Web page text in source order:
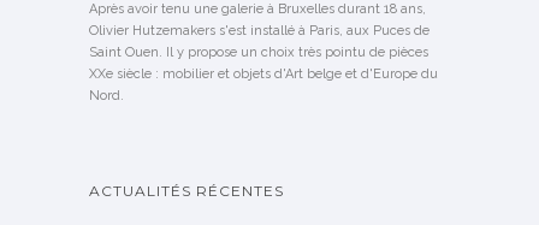
Après avoir tenu une galerie à Bruxelles durant 18 ans,
Olivier Hutzemakers s'est installé à Paris, aux Puces de
Saint Ouen. Il y propose un choix très pointu de pièces
XXe siècle : mobilier et objets d'Art belge et d'Europe du
Nord.
ACTUALITÉS RÉCENTES